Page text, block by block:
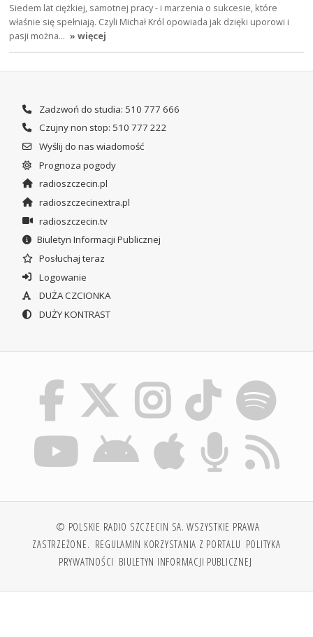
Siedem lat ciężkiej, samotnej pracy - i marzenia o sukcesie, które
właśnie się spełniają. Czyli Michał Król opowiada jak dzięki uporowi i
pasji można… » więcej
Zadzwoń do studia: 510 777 666
Czujny non stop: 510 777 222
Wyślij do nas wiadomość
Prognoza pogody
radioszczecin.pl
radioszczecinextra.pl
radioszczecin.tv
Biuletyn Informacji Publicznej
Posłuchaj teraz
Logowanie
DUŻA CZCIONKA
DUŻY KONTRAST
© POLSKIE RADIO SZCZECIN SA. WSZYSTKIE PRAWA
ZASTRZEŻONE. REGULAMIN KORZYSTANIA Z PORTALU POLITYKA
PRYWATNOŚCI BIULETYN INFORMACJI PUBLICZNEJ